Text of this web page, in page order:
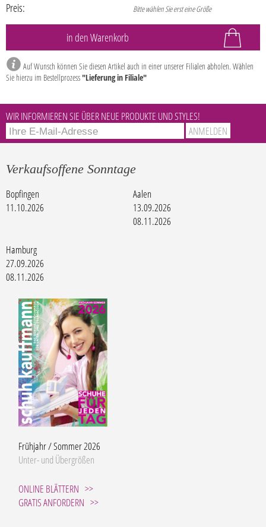
Preis: Bitte wählen Sie erst eine Größe
Auf Wunsch können Sie diesen Artikel auch in einer unserer Filialen abholen. Wählen
Sie hierzu im Bestellprozess"Lieferung in Filiale"
WIR INFORMIEREN SIE ÜBER NEUE PRODUKTE UND STYLES!
Verkaufsoffene Sonntage
Bopfingen
11.10.2026
Aalen
13.09.2026
08.11.2026
Hamburg
27.09.2026
08.11.2026
Frühjahr / Sommer 2026
Unter- und Übergrößen
ONLINE BLÄTTERN
GRATIS ANFORDERN